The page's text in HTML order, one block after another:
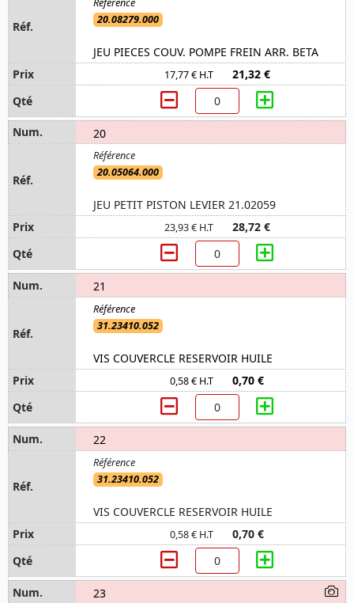
20.08279.000
JEU PIECES COUV. POMPE FREIN ARR. BETA
17,77 € H.T 21,32 €
20
20.05064.000
JEU PETIT PISTON LEVIER 21.02059
23,93 € H.T 28,72 €
21
31.23410.052
VIS COUVERCLE RESERVOIR HUILE
0,58 € H.T 0,70 €
22
31.23410.052
VIS COUVERCLE RESERVOIR HUILE
0,58 € H.T 0,70 €
23